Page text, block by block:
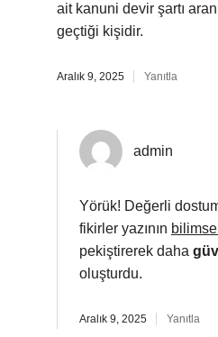
ait kanuni devir şartı
geçtiği kişidir.
Aralık 9, 2025 Yanıtla
admin
Yörük! Değerli
fikirler yazının
pekiştirerek daha
oluşturdu.
Aralık 9, 2025 Yanıtla